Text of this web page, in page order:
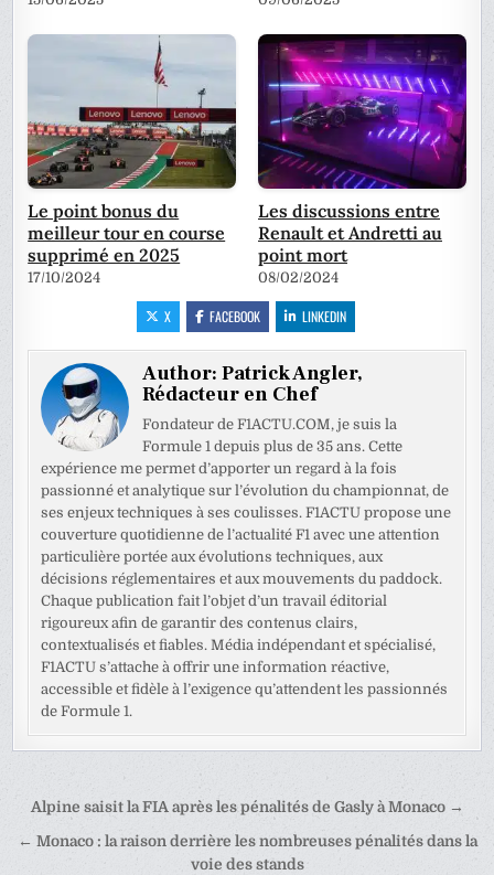
Le point bonus du
meilleur tour en course
supprimé en 2025
17/10/2024
Les discussions entre
Renault et Andretti au
point mort
08/02/2024
X FACEBOOK LINKEDIN
Author:Patrick Angler,
Rédacteur en Chef
Fondateur de F1ACTU.COM, je suis la
Formule 1 depuis plus de 35 ans. Cette
expérience me permet d’apporter un regard à la fois
passionné et analytique sur l’évolution du championnat, de
ses enjeux techniques à ses coulisses. F1ACTU propose une
couverture quotidienne de l’actualité F1 avec une attention
particulière portée aux évolutions techniques, aux
décisions réglementaires et aux mouvements du paddock.
Chaque publication fait l’objet d’un travail éditorial
rigoureux afin de garantir des contenus clairs,
contextualisés et fiables. Média indépendant et spécialisé,
F1ACTU s’attache à offrir une information réactive,
accessible et fidèle à l’exigence qu’attendent les passionnés
de Formule 1.
Navigation
de
Alpine saisit la FIA après les pénalités de Gasly à Monaco →
← Monaco : la raison derrière les nombreuses pénalités dans la
voie des stands